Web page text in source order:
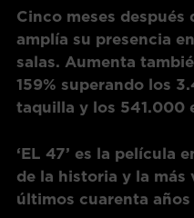
Cinco meses
amplía su presencia
salas. Aumenta
159% superando los
taquilla y los 541.000
‘EL 47’ es la película
de la historia y la más
últimos cuarenta años